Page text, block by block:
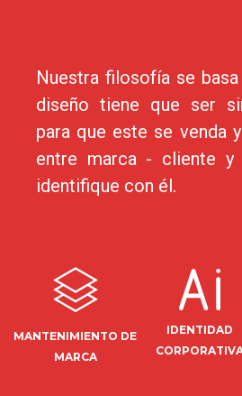
Nuestra filosofía se
diseño tiene que ser
para que este se venda
entre marca - cliente
identifique con él.
MANTENIMIENTO DE
MARCA
IDENTIDAD